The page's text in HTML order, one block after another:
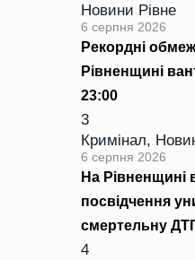
Новини Рівне
6 серпня 2026
Рекордні
Рівненщині
23:00
3
Кримінал,
6 серпня 2026
На Рівненщині
посвідчення
смертельну
4